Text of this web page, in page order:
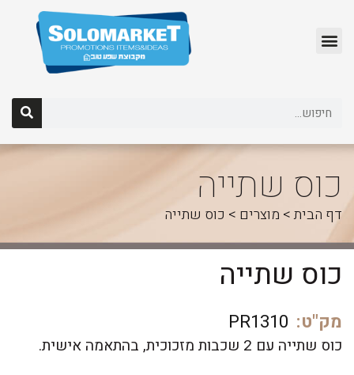
כוס שתייה
דף הבית> מוצרים > כוס שתייה
כוס שתייה
מק"ט: PR1310
כוס שתייה עם 2 שכבות מזכוכית, בהתאמה אישית.